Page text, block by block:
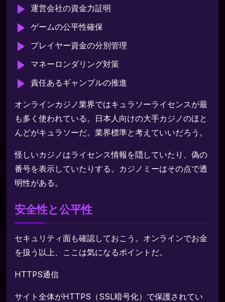
運営会社の資金力証明
ゲームの公平性確保
プレイヤー資金の分別管理
マネーロンダリング対策
責任あるギャンブルの推進
オンラインカジノ業界ではキュラソーライセンスが最
も多く使われている。日本人向けの大手カジノのほと
んどがキュラソーだ。業界標準と考えていいだろう。
怪しいカジノはライセンス情報を隠していたり、偽の
番号を表示していたりする。カジノミーはその点で透
明性がある。
安全性と公平性
セキュリティ面も確認しておこう。オンラインでお金
を扱う以上、ここは気になるポイントだ。
HTTPS通信
サイト全体がHTTPS（SSL暗号化）で保護されてい